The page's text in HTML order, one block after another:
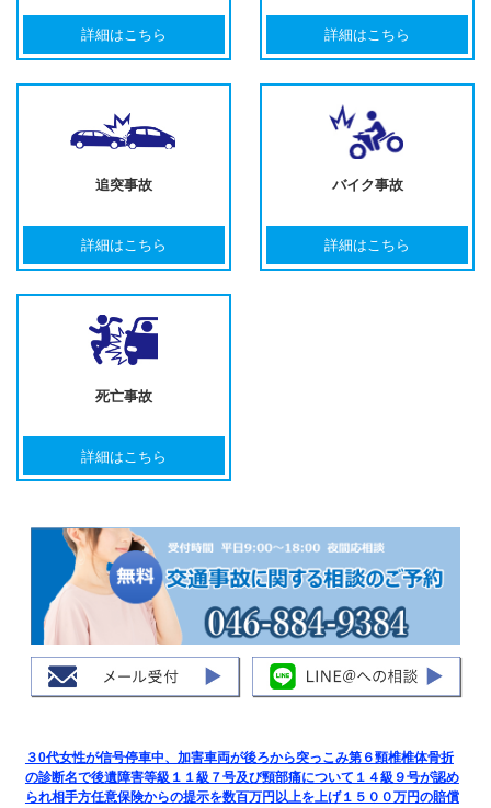
詳細はこちら 詳細はこちら
追突事故
詳細はこちら
バイク事故
詳細はこちら
死亡事故
詳細はこちら
３0代女性が信号停車中、加害車両が後ろから突っこみ第６頸椎椎体骨折
の診断名で後遺障害等級１１級７号及び頸部痛について１４級９号が認め
られ相手方任意保険からの提示を数百万円以上を上げ１５００万円の賠償